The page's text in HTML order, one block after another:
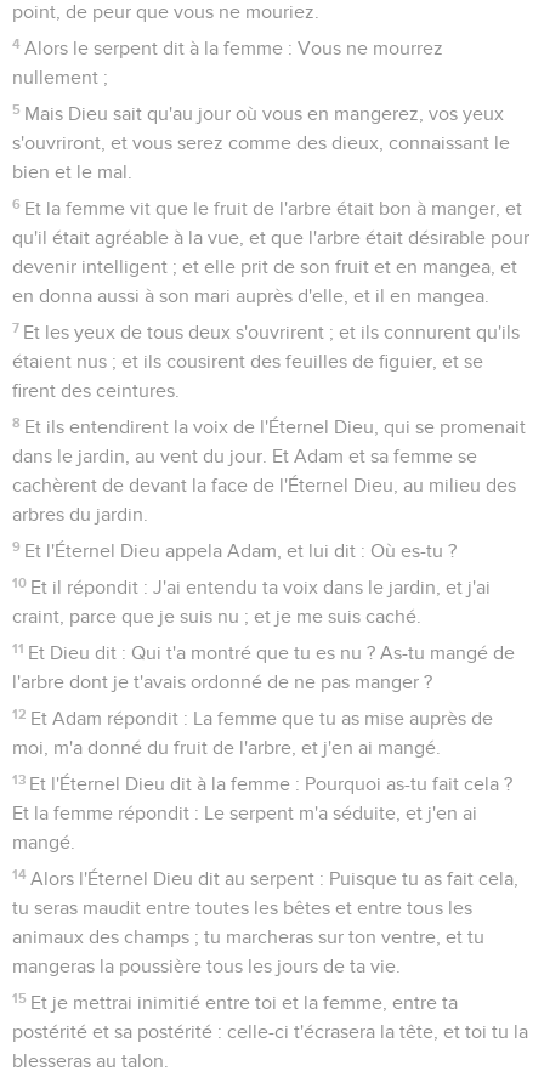
point, de peur que vous ne mouriez.
4 Alors le serpent dit à la femme : Vous ne mourrez
nullement ;
5 Mais Dieu sait qu'au jour où vous en mangerez, vos yeux
s'ouvriront, et vous serez comme des dieux, connaissant le
bien et le mal.
6 Et la femme vit que le fruit de l'arbre était bon à manger, et
qu'il était agréable à la vue, et que l'arbre était désirable pour
devenir intelligent ; et elle prit de son fruit et en mangea, et
en donna aussi à son mari auprès d'elle, et il en mangea.
7 Et les yeux de tous deux s'ouvrirent ; et ils connurent qu'ils
étaient nus ; et ils cousirent des feuilles de figuier, et se
firent des ceintures.
8 Et ils entendirent la voix de l'Éternel Dieu, qui se promenait
dans le jardin, au vent du jour. Et Adam et sa femme se
cachèrent de devant la face de l'Éternel Dieu, au milieu des
arbres du jardin.
9 Et l'Éternel Dieu appela Adam, et lui dit : Où es-tu ?
10 Et il répondit : J'ai entendu ta voix dans le jardin, et j'ai
craint, parce que je suis nu ; et je me suis caché.
11 Et Dieu dit : Qui t'a montré que tu es nu ? As-tu mangé de
l'arbre dont je t'avais ordonné de ne pas manger ?
12 Et Adam répondit : La femme que tu as mise auprès de
moi, m'a donné du fruit de l'arbre, et j'en ai mangé.
13 Et l'Éternel Dieu dit à la femme : Pourquoi as-tu fait cela ?
Et la femme répondit : Le serpent m'a séduite, et j'en ai
mangé.
14 Alors l'Éternel Dieu dit au serpent : Puisque tu as fait cela,
tu seras maudit entre toutes les bêtes et entre tous les
animaux des champs ; tu marcheras sur ton ventre, et tu
mangeras la poussière tous les jours de ta vie.
15 Et je mettrai inimitié entre toi et la femme, entre ta
postérité et sa postérité : celle-ci t'écrasera la tête, et toi tu la
blesseras au talon.